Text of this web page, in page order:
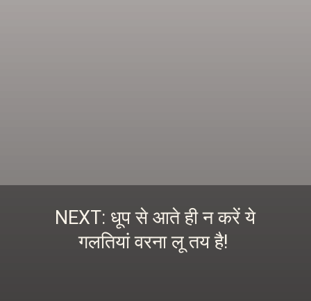
NEXT: धूप से आते ही न करें ये
गलतियां वरना लू तय है!